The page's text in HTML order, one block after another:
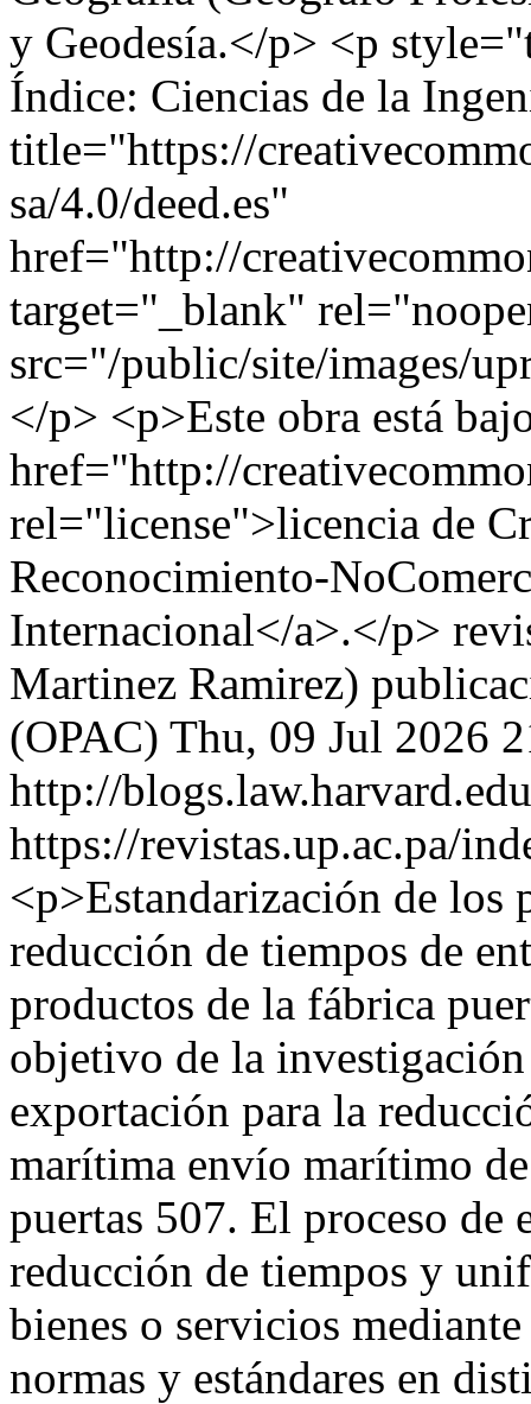
y Geodesía.</p> <p
Índice: Ciencias de la
title="https://
sa/4.0/deed.es"
href="http://
target="_blank"
src="/public/site/images/
</p> <p>Este obra está
href="http://
rel="license">licencia de
Reconocimiento-
Internacional</a>.</p>
Martinez Ramirez)
(OPAC) Thu, 09 Jul 2026
http://
https://revistas.up.ac.pa/
<p>Estandarización de los
reducción de tiempos de
productos de la fábrica
objetivo de la investigación
exportación para la
marítima envío marítimo
puertas 507. El proceso de
reducción de tiempos y
bienes o servicios
normas y estándares en